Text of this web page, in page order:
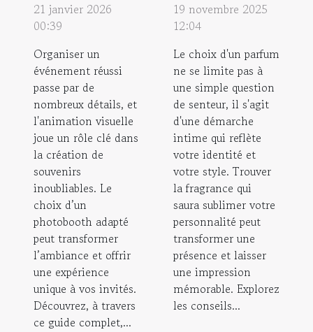
21 janvier 2026
00:39
Organiser un
événement réussi
passe par de
nombreux détails, et
l'animation visuelle
joue un rôle clé dans
la création de
souvenirs
inoubliables. Le
choix d’un
photobooth adapté
peut transformer
l’ambiance et offrir
une expérience
unique à vos invités.
Découvrez, à travers
ce guide complet,...
19 novembre 2025
12:04
Le choix d'un parfum
ne se limite pas à
une simple question
de senteur, il s'agit
d'une démarche
intime qui reflète
votre identité et
votre style. Trouver
la fragrance qui
saura sublimer votre
personnalité peut
transformer une
présence et laisser
une impression
mémorable. Explorez
les conseils...